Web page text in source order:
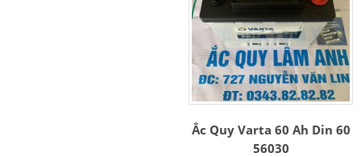
Ắc Quy Varta 60 Ah Din 60
56030